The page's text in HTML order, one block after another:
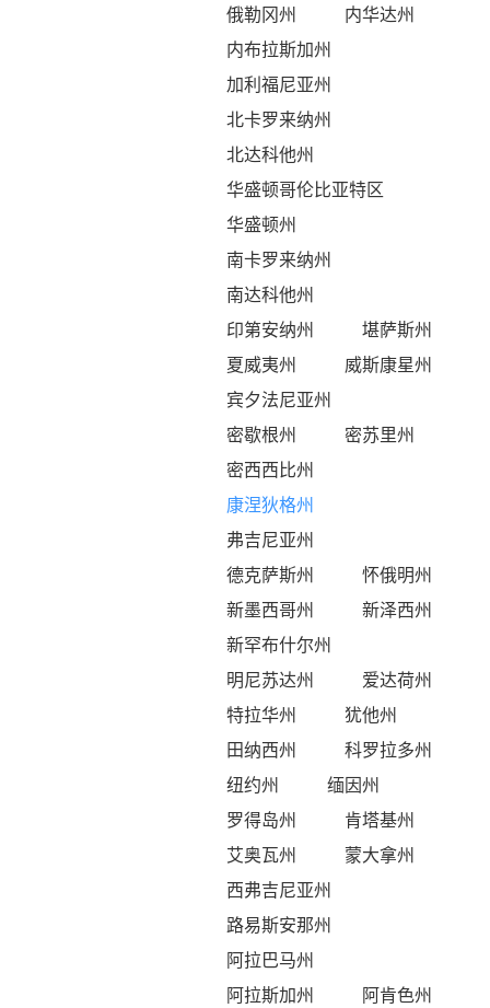
俄勒冈州
内华达州
内布拉斯加州
加利福尼亚州
北卡罗来纳州
北达科他州
华盛顿哥伦比亚特区
华盛顿州
南卡罗来纳州
南达科他州
印第安纳州
堪萨斯州
夏威夷州
威斯康星州
宾夕法尼亚州
密歇根州
密苏里州
密西西比州
康涅狄格州
弗吉尼亚州
德克萨斯州
怀俄明州
新墨西哥州
新泽西州
新罕布什尔州
明尼苏达州
爱达荷州
特拉华州
犹他州
田纳西州
科罗拉多州
纽约州
缅因州
罗得岛州
肯塔基州
艾奥瓦州
蒙大拿州
西弗吉尼亚州
路易斯安那州
阿拉巴马州
阿拉斯加州
阿肯色州